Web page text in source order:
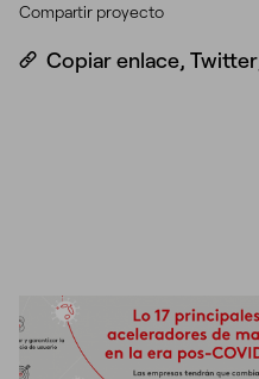
Compartir proyecto
Copiar enlace, Twitter